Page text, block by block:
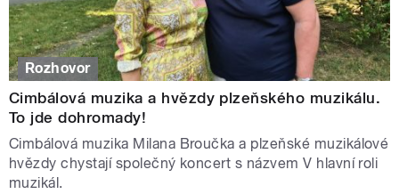
Rozhovor
Cimbálová muzika a hvězdy plzeňského muzikálu.
To jde dohromady!
Cimbálová muzika Milana Broučka a plzeňské muzikálové
hvězdy chystají společný koncert s názvem V hlavní roli
muzikál.